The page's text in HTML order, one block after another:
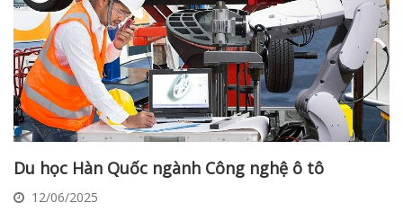
Du học Hàn Quốc ngành Công nghệ ô tô
12/06/2025